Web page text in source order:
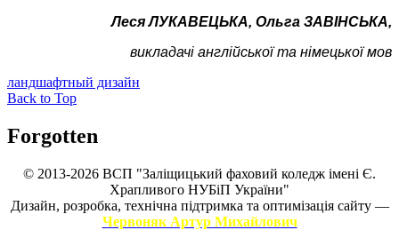
Леся ЛУКАВЕЦЬКА, Ольга ЗАВІНСЬКА,
викладачі англійської та німецької мов
ландшафтный дизайн
Back to Top
Forgotten
© 2013-2026 ВСП "Заліщицький фаховий коледж імені Є.
Храпливого НУБіП України"
Дизайн, розробка, технічна підтримка та оптимізація сайту —
Червоняк Артур Михайлович